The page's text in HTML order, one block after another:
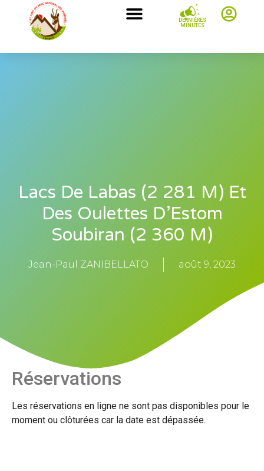
DERNIÈRES
MINUTES
Lacs De Labas (2 281 M) Et
Des Oulettes D’Estom
Soubiran (2 360 M)
Jean-Paul ZANIBELLATO août 9, 2023
Réservations
Les réservations en ligne ne sont pas disponibles pour le
moment ou clôturées car la date est dépassée.